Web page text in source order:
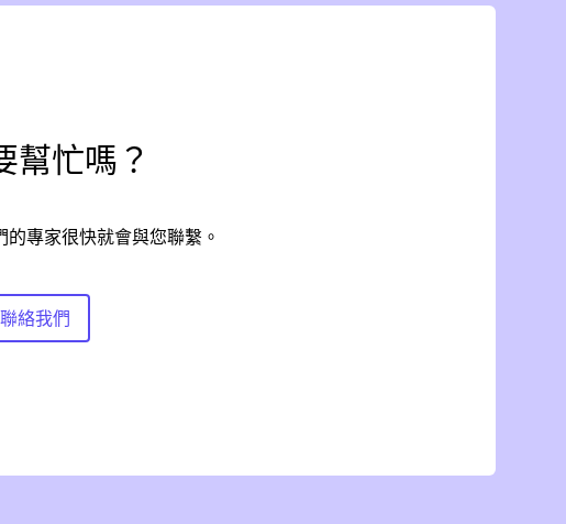
幫忙嗎？
專家很快就會與您聯繫。
聯絡我們